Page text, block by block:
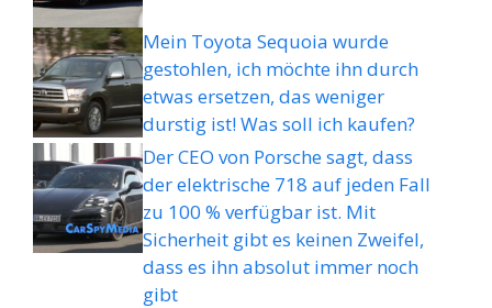
Mein Toyota Sequoia wurde
gestohlen, ich möchte ihn durch
etwas ersetzen, das weniger
durstig ist! Was soll ich kaufen?
Der CEO von Porsche sagt, dass
der elektrische 718 auf jeden Fall
zu 100 % verfügbar ist. Mit
Sicherheit gibt es keinen Zweifel,
dass es ihn absolut immer noch
gibt